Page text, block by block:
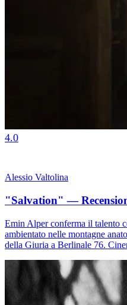
4.0
Alessio Valtolina
"Salvation" —
Emin Alper conferma il talento
ambientato nelle montagne
della Giuria a Berlinale 76.